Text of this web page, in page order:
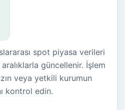
spot piyasa verileri
güncellenir. İşlem
veya yetkili kurumun
kontrol edin.